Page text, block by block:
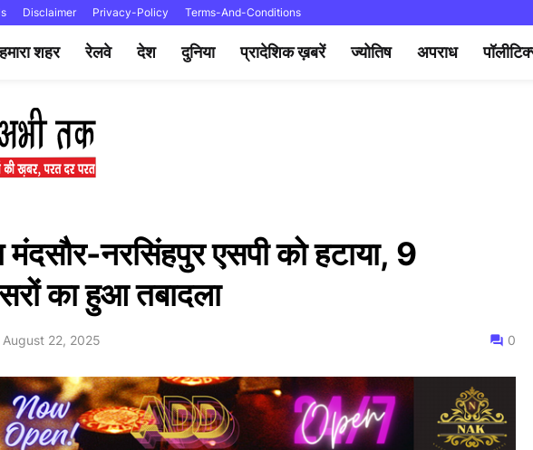
Disclaimer Privacy-Policy Terms-And-Conditions
हमारा शहर रेलवे देश दुनिया प्रादेशिक ख़बरें ज्योतिष अपराध
मंदसौर-नरसिंहपुर एसपी को हटाया, 9
का हुआ तबादला
August 22, 2025 0